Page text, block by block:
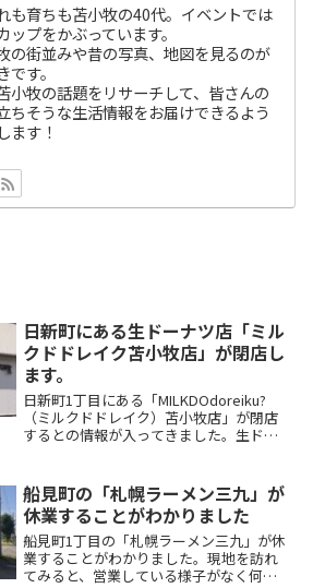
も育ちも苫小牧の40代。イベントでは
ップをかぶっています。
の街並みや昔の写真、地図を見るのが
です。
小牧の話題をリサーチして、皆さんの
ちそうな生活情報をお届けできるよう
ます！
日新町にある生ドーナツ店「ミル
クドドレイク苫小牧店」が閉店し
ます。
日新町1丁目にある「MILKDOdoreiku?
（ミルクドドレイク）苫小牧店」が閉店
するとの情報が入ってきました。生ドー
ードのほか、季節ごとに限定のドーナツ
も味わ...
船見町の「札幌ラーメン三九」が
休業することがわかりました
船見町1丁目の「札幌ラーメン三九」が休
業することがわかりました。現地を訪れ
てみると、営業している様子がなく何か